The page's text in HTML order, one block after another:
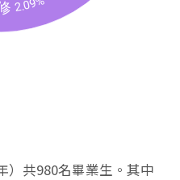
）共980名畢業生。其中